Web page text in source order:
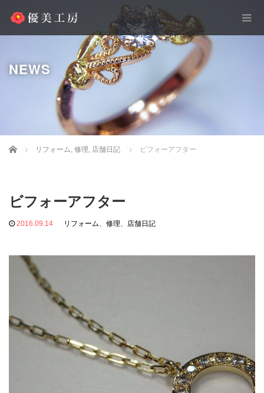
NEWS
Home リフォーム, 修理, 店舗日記 ビフォーアフター
ビフォーアフター
2016.09.14 リフォーム、 修理、 店舗日記